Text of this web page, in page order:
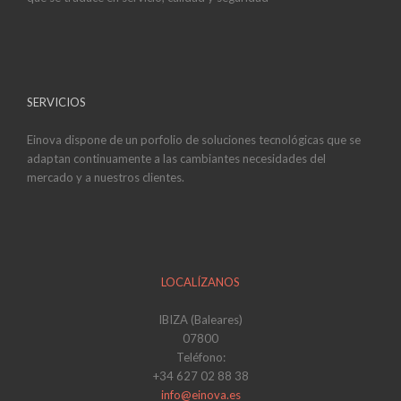
SERVICIOS
Einova dispone de un porfolio de soluciones tecnológicas que se
adaptan continuamente a las cambiantes necesidades del
mercado y a nuestros clientes.
LOCALÍZANOS
IBIZA (Baleares)
07800
Teléfono:
+34 627 02 88 38
info@einova.es